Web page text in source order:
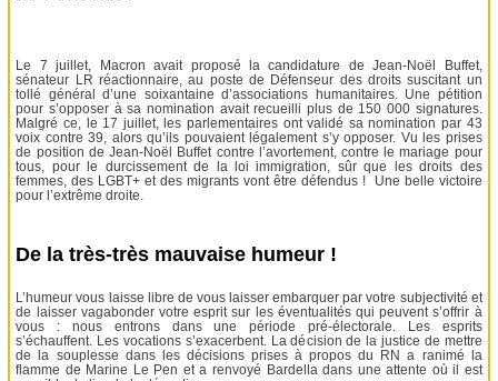
Le 7 juillet, Macron avait proposé la candidature de Jean-Noël Buffet,
sénateur LR réactionnaire, au poste de Défenseur des droits suscitant un
tollé général d’une soixantaine d’associations humanitaires. Une pétition
pour s’opposer à sa nomination avait recueilli plus de 150 000 signatures.
Malgré ce, le 17 juillet, les parlementaires ont validé sa nomination par 43
voix contre 39, alors qu’ils pouvaient légalement s’y opposer. Vu les prises
de position de Jean-Noël Buffet contre l’avortement, contre le mariage pour
tous, pour le durcissement de la loi immigration, sûr que les droits des
femmes, des LGBT+ et des migrants vont être défendus ! Une belle victoire
pour l’extrême droite.
De la très-très mauvaise humeur !
L’humeur vous laisse libre de vous laisser embarquer par votre subjectivité et
de laisser vagabonder votre esprit sur les éventualités qui peuvent s’offrir à
vous : nous entrons dans une période pré-électorale. Les esprits
s’échauffent. Les vocations s’exacerbent. La décision de la justice de mettre
de la souplesse dans les décisions prises à propos du RN a ranimé la
flamme de Marine Le Pen et a renvoyé Bardella dans une attente où il est